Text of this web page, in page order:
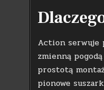
Action serwuje
zmienną
prostotą
pionowe